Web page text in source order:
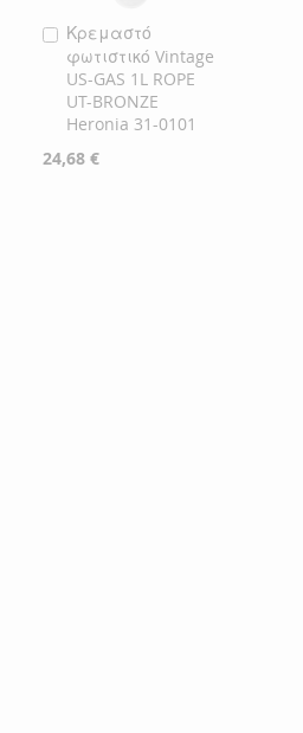
Κρεμαστό
φωτιστικό Vintage
US-GAS 1L ROPE
UT-BRONZE
Heronia 31-0101
24,68 €
Προσθήκη
στο
Καλάθι